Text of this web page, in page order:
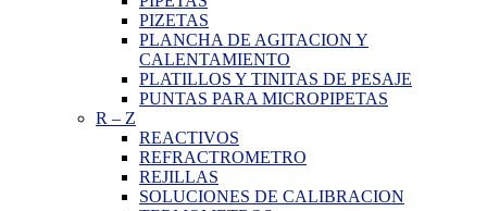
PIZETAS
PLANCHA DE AGITACION Y
CALENTAMIENTO
PLATILLOS Y TINITAS DE PESAJE
PUNTAS PARA MICROPIPETAS
R – Z
REACTIVOS
REFRACTROMETRO
REJILLAS
SOLUCIONES DE CALIBRACION